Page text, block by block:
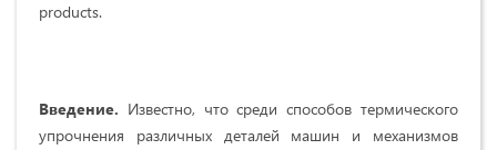
products.
Введение. Известно, что среди способов термического
упрочнения различных деталей машин и механизмов